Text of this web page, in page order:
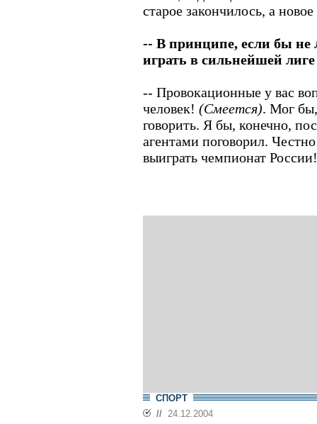
старое закончилось, а
-- В принципе, если бы не
играть в сильнейшей
-- Провокационные у вас
человек! (Смеется). Мог
говорить. Я бы, конечно,
агентами поговорил.
выиграть чемпионат России!
СПОРТ
// 24.12.2004